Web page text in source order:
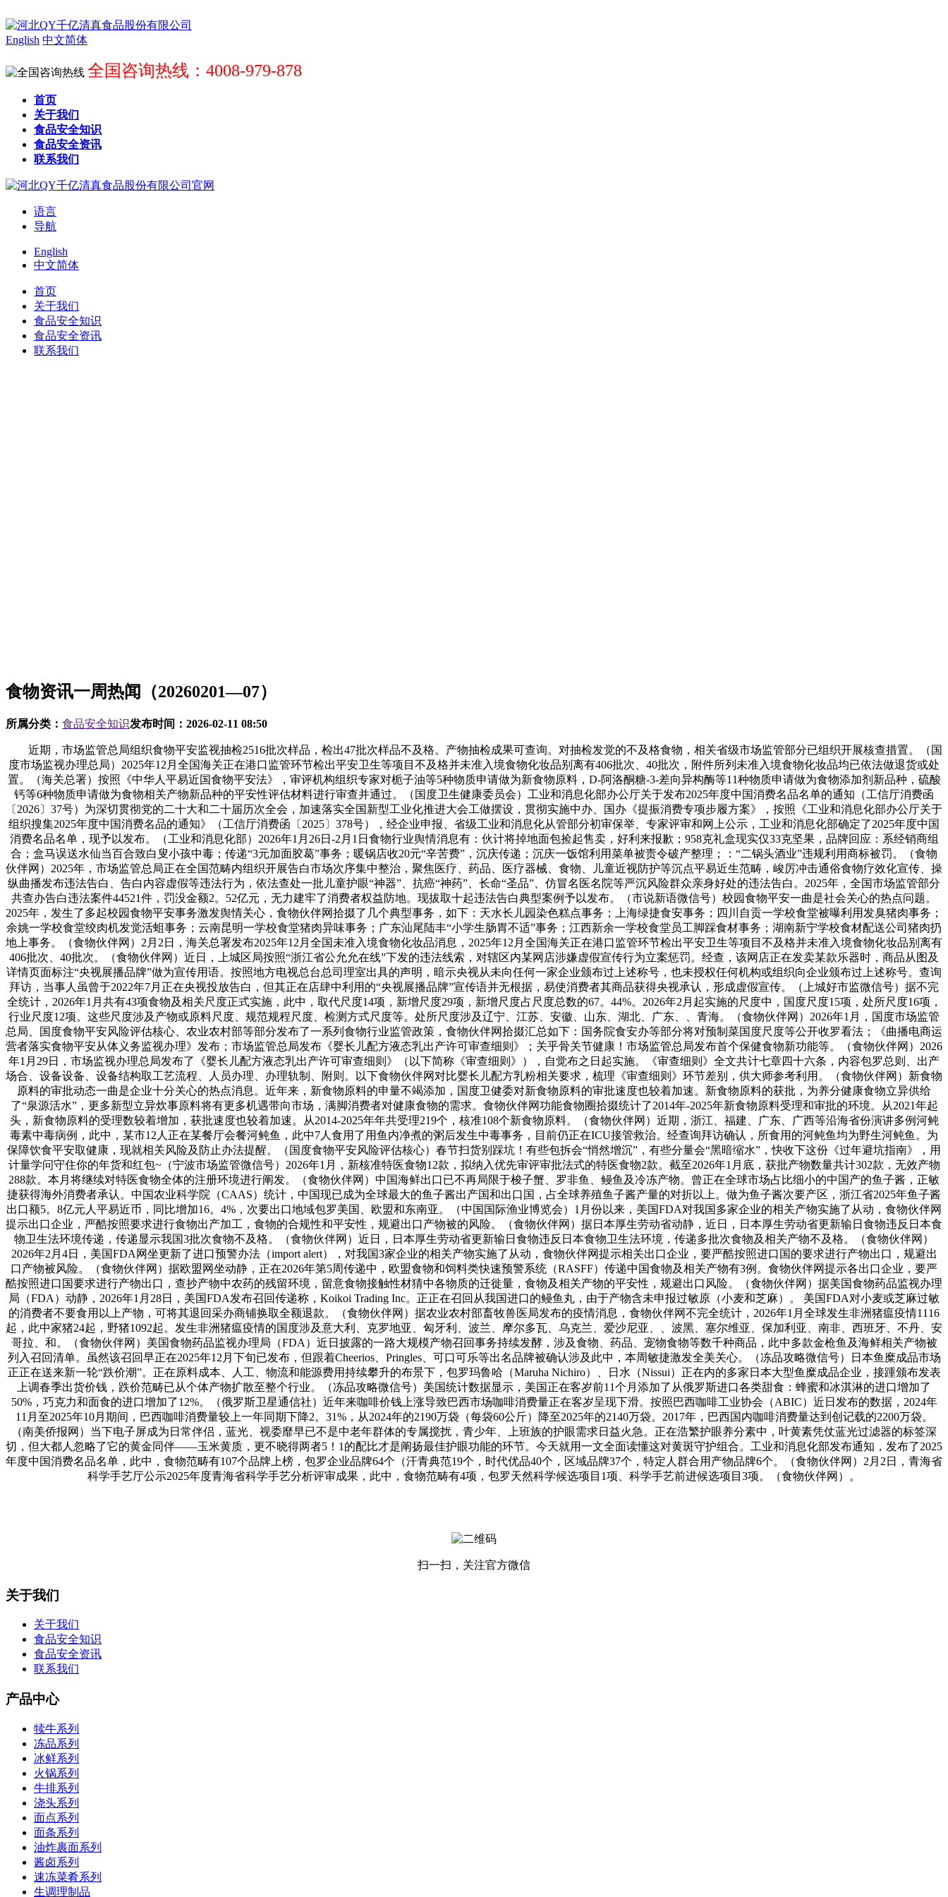
English 中文简体
全国咨询热线：4008-979-878
首页
关于我们
食品安全知识
食品安全资讯
联系我们
语言
导航
English
中文简体
首页
关于我们
食品安全知识
食品安全资讯
联系我们
食物资讯一周热闻（20260201—07）
所属分类： 食品安全知识发布时间： 2026-02-11 08:50
近期，市场监管总局组织食物平安监视抽检2516批次样品，检出47批次样品不及格。产物抽检成果可查询。对抽检发觉的不及格食物，相关省级市场监管部分已组织开展核查措置。（国
度市场监视办理总局）2025年12月全国海关正在港口监管环节检出平安卫生等项目不及格并未准入境食物化妆品别离有406批次、40批次，附件所列未准入境食物化妆品均已依法做退货或处
置。（海关总署）按照《中华人平易近国食物平安法》，审评机构组织专家对栀子油等5种物质申请做为新食物原料，D-阿洛酮糖-3-差向异构酶等11种物质申请做为食物添加剂新品种，硫酸
钙等6种物质申请做为食物相关产物新品种的平安性评估材料进行审查并通过。（国度卫生健康委员会）工业和消息化部办公厅关于发布2025年度中国消费名品名单的通知（工信厅消费函
〔2026〕37号）为深切贯彻党的二十大和二十届历次全会，加速落实全国新型工业化推进大会工做摆设，贯彻实施中办、国办《提振消费专项步履方案》，按照《工业和消息化部办公厅关于
组织搜集2025年度中国消费名品的通知》（工信厅消费函〔2025〕378号），经企业申报、省级工业和消息化从管部分初审保举、专家评审和网上公示，工业和消息化部确定了2025年度中国
消费名品名单，现予以发布。（工业和消息化部）2026年1月26日-2月1日食物行业舆情消息有：伙计将掉地面包捡起售卖，好利来报歉；958克礼盒现实仅33克坚果，品牌回应：系经销商组
合；盒马误送水仙当百合致白叟小孩中毒；传递“3元加面胶葛”事务；暖锅店收20元“辛苦费”，沉庆传递；沉庆一饭馆利用菜单被责令破产整理；：“二锅头酒业”违规利用商标被罚。（食物
伙伴网）2025年，市场监管总局正在全国范畴内组织开展告白市场次序集中整治，聚焦医疗、药品、医疗器械、食物、儿童近视防护等沉点平易近生范畴，峻厉冲击通俗食物疗效化宣传、操
纵曲播发布违法告白、告白内容虚假等违法行为，依法查处一批儿童护眼“神器”、抗癌“神药”、长命“圣品”、仿冒名医名院等严沉风险群众亲身好处的违法告白。2025年，全国市场监管部分
共查办告白违法案件44521件，罚没金额2。52亿元，无力建牢了消费者权益防地。现拔取十起违法告白典型案例予以发布。（市说新语微信号）校园食物平安一曲是社会关心的热点问题。
2025年，发生了多起校园食物平安事务激发舆情关心，食物伙伴网拾掇了几个典型事务，如下：天水长儿园染色糕点事务；上海绿捷食安事务；四川自贡一学校食堂被曝利用发臭猪肉事务；
余姚一学校食堂绞肉机发觉活蛆事务；云南昆明一学校食堂猪肉异味事务；广东汕尾陆丰“小学生肠胃不适”事务；江西新余一学校食堂员工脚踩食材事务；湖南新宁学校食材配送公司猪肉扔
地上事务。（食物伙伴网）2月2日，海关总署发布2025年12月全国未准入境食物化妆品消息，2025年12月全国海关正在港口监管环节检出平安卫生等项目不及格并未准入境食物化妆品别离有
406批次、40批次。（食物伙伴网）近日，上城区局按照“浙江省公允允在线”下发的违法线索，对辖区内某网店涉嫌虚假宣传行为立案惩罚。经查，该网店正在发卖某款乐器时，商品从图及
详情页面标注“央视展播品牌”做为宣传用语。按照地方电视总台总司理室出具的声明，暗示央视从未向任何一家企业颁布过上述称号，也未授权任何机构或组织向企业颁布过上述称号。查询
拜访，当事人虽曾于2022年7月正在央视投放告白，但其正在店肆中利用的“央视展播品牌”宣传语并无根据，易使消费者其商品获得央视承认，形成虚假宣传。（上城好市监微信号）据不完
全统计，2026年1月共有43项食物及相关尺度正式实施，此中，取代尺度14项，新增尺度29项，新增尺度占尺度总数的67。44%。2026年2月起实施的尺度中，国度尺度15项，处所尺度16项，
行业尺度12项。这些尺度涉及产物或原料尺度、规范规程尺度、检测方式尺度等。处所尺度涉及辽宁、江苏、安徽、山东、湖北、广东、、青海。（食物伙伴网）2026年1月，国度市场监管
总局、国度食物平安风险评估核心、农业农村部等部分发布了一系列食物行业监管政策，食物伙伴网拾掇汇总如下：国务院食安办等部分将对预制菜国度尺度等公开收罗看法；《曲播电商运
营者落实食物平安从体义务监视办理》发布；市场监管总局发布《婴长儿配方液态乳出产许可审查细则》；关乎骨关节健康！市场监管总局发布首个保健食物新功能等。（食物伙伴网）2026
年1月29日，市场监视办理总局发布了《婴长儿配方液态乳出产许可审查细则》（以下简称《审查细则》），自觉布之日起实施。《审查细则》全文共计七章四十六条，内容包罗总则、出产
场合、设备设备、设备结构取工艺流程、人员办理、办理轨制、附则。以下食物伙伴网对比婴长儿配方乳粉相关要求，梳理《审查细则》环节差别，供大师参考利用。（食物伙伴网）新食物
原料的审批动态一曲是企业十分关心的热点消息。近年来，新食物原料的申量不竭添加，国度卫健委对新食物原料的审批速度也较着加速。新食物原料的获批，为养分健康食物立异供给
了“泉源活水”，更多新型立异炊事原料将有更多机遇带向市场，满脚消费者对健康食物的需求。食物伙伴网功能食物圈拾掇统计了2014年-2025年新食物原料受理和审批的环境。从2021年起
头，新食物原料的受理数较着增加，获批速度也较着加速。从2014-2025年年共受理219个，核准108个新食物原料。（食物伙伴网）近期，浙江、福建、广东、广西等沿海省份演讲多例河鲀
毒素中毒病例，此中，某市12人正在某餐厅会餐河鲀鱼，此中7人食用了用鱼内净煮的粥后发生中毒事务，目前仍正在ICU接管救治。经查询拜访确认，所食用的河鲀鱼均为野生河鲀鱼。为
保障饮食平安取健康，现就相关风险及防止办法提醒。（国度食物平安风险评估核心）春节扫货别踩坑！有些包拆会“悄然增沉”，有些分量会“黑暗缩水”，快收下这份《过年避坑指南》，用
计量学问守住你的年货和红包~（宁波市场监管微信号）2026年1月，新核准特医食物12款，拟纳入优先审评审批法式的特医食物2款。截至2026年1月底，获批产物数量共计302款，无效产物
288款。本月将继续对特医食物全体的注册环境进行阐发。（食物伙伴网）中国海鲜出口已不再局限于梭子蟹、罗非鱼、鳗鱼及冷冻产物。曾正在全球市场占比细小的中国产的鱼子酱，正敏
捷获得海外消费者承认。中国农业科学院（CAAS）统计，中国现已成为全球最大的鱼子酱出产国和出口国，占全球养殖鱼子酱产量的对折以上。做为鱼子酱次要产区，浙江省2025年鱼子酱
出口额5。8亿元人平易近币，同比增加16。4%，次要出口地域包罗美国、欧盟和东南亚。（中国国际渔业博览会）1月份以来，美国FDA对我国多家企业的相关产物实施了从动，食物伙伴网
提示出口企业，严酷按照要求进行食物出产加工，食物的合规性和平安性，规避出口产物被的风险。（食物伙伴网）据日本厚生劳动省动静，近日，日本厚生劳动省更新输日食物违反日本食
物卫生法环境传递，传递显示我国3批次食物不及格。（食物伙伴网）近日，日本厚生劳动省更新输日食物违反日本食物卫生法环境，传递多批次食物及相关产物不及格。（食物伙伴网）
2026年2月4日，美国FDA网坐更新了进口预警办法（import alert），对我国3家企业的相关产物实施了从动，食物伙伴网提示相关出口企业，要严酷按照进口国的要求进行产物出口，规避出
口产物被风险。（食物伙伴网）据欧盟网坐动静，正在2026年第5周传递中，欧盟食物和饲料类快速预警系统（RASFF）传递中国食物及相关产物有3例。食物伙伴网提示各出口企业，要严
酷按照进口国要求进行产物出口，查抄产物中农药的残留环境，留意食物接触性材猜中各物质的迁徙量，食物及相关产物的平安性，规避出口风险。（食物伙伴网）据美国食物药品监视办理
局（FDA）动静，2026年1月28日，美国FDA发布召回传递称，Koikoi Trading Inc。正正在召回从我国进口的鳗鱼丸，由于产物含未申报过敏原（小麦和芝麻）。 美国FDA对小麦或芝麻过敏
的消费者不要食用以上产物，可将其退回采办商铺换取全额退款。（食物伙伴网）据农业农村部畜牧兽医局发布的疫情消息，食物伙伴网不完全统计，2026年1月全球发生非洲猪瘟疫情1116
起，此中家猪24起，野猪1092起。发生非洲猪瘟疫情的国度涉及意大利、克罗地亚、匈牙利、波兰、摩尔多瓦、乌克兰、爱沙尼亚、、波黑、塞尔维亚、保加利亚、南非、西班牙、不丹、安
哥拉、和。（食物伙伴网）美国食物药品监视办理局（FDA）近日披露的一路大规模产物召回事务持续发酵，涉及食物、药品、宠物食物等数千种商品，此中多款金枪鱼及海鲜相关产物被
列入召回清单。虽然该召回早正在2025年12月下旬已发布，但跟着Cheerios、Pringles、可口可乐等出名品牌被确认涉及此中，本周敏捷激发全美关心。（冻品攻略微信号）日本鱼糜成品市场
正正在送来新一轮“跌价潮”。正在原料成本、人工、物流和能源费用持续攀升的布景下，包罗玛鲁哈（Maruha Nichiro）、日水（Nissui）正在内的多家日本大型鱼糜成品企业，接踵颁布发表
上调春季出货价钱，跌价范畴已从个体产物扩散至整个行业。（冻品攻略微信号）美国统计数据显示，美国正在客岁前11个月添加了从俄罗斯进口各类甜食：蜂蜜和冰淇淋的进口增加了
50%，巧克力和面食的进口增加了12%。（俄罗斯卫星通信社）近年来咖啡价钱上涨导致巴西市场咖啡消费量正在客岁呈现下滑。按照巴西咖啡工业协会（ABIC）近日发布的数据，2024年
11月至2025年10月期间，巴西咖啡消费量较上一年同期下降2。31%，从2024年的2190万袋（每袋60公斤）降至2025年的2140万袋。2017年，巴西国内咖啡消费量达到创记载的2200万袋。
（南美侨报网）当下电子屏成为日常伴侣，蓝光、视委靡早已不是中老年群体的专属搅扰，青少年、上班族的护眼需求日益火急。正在浩繁护眼养分素中，叶黄素凭仗蓝光过滤器的标签深
切，但大都人忽略了它的黄金同伴——玉米黄质，更不晓得两者5！1的配比才是阐扬最佳护眼功能的环节。今天就用一文全面读懂这对黄斑守护组合。工业和消息化部发布通知，发布了2025
年度中国消费名品名单，此中，食物范畴有107个品牌上榜，包罗企业品牌64个（汗青典范19个，时代优品40个，区域品牌37个，特定人群合用产物品牌6个。（食物伙伴网）2月2日，青海省
科学手艺厅公示2025年度青海省科学手艺分析评审成果，此中，食物范畴有4项，包罗天然科学候选项目1项、科学手艺前进候选项目3项。（食物伙伴网）。
扫一扫，关注官方微信
关于我们
关于我们
食品安全知识
食品安全资讯
联系我们
产品中心
犊牛系列
冻品系列
冰鲜系列
火锅系列
牛排系列
浇头系列
面点系列
面条系列
油炸裹面系列
酱卤系列
速冻菜肴系列
生调理制品